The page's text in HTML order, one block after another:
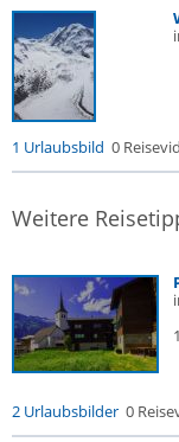
1 Urlaubsbild 0
Weitere
2 Urlaubsbilder 0